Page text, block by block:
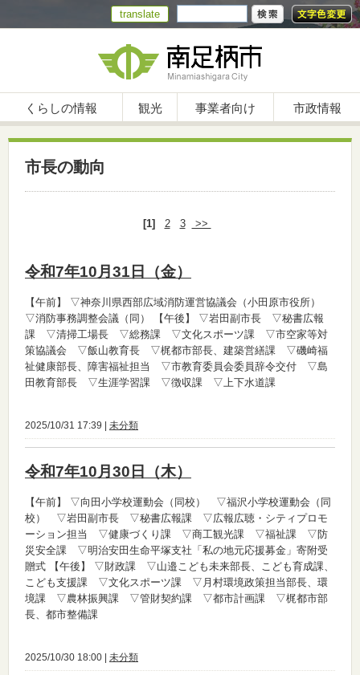
translate
くらしの情報 観光 事業者向け 市政情報
市長の動向
[1] 2 3 >>
令和7年10月31日（金）
【午前】
▽神奈川県西部広域消防運営協議会（小田原市役所）
▽消防事務調整会議（同）
【午後】
▽岩田副市長 ▽秘書広報
課 ▽清掃工場長 ▽総務課 ▽文化スポーツ課 ▽市空家等対
策協議会 ▽飯山教育長 ▽梶都市部長、建築営繕課 ▽磯崎福
祉健康部長、障害福祉担当 ▽市教育委員会委員辞令交付 ▽島
田教育部長 ▽生涯学習課 ▽徴収課 ▽上下水道課
2025/10/31 17:39 | 未分類
令和7年10月30日（木）
【午前】
▽向田小学校運動会（同校） ▽福沢小学校運動会（同
校） ▽岩田副市長 ▽秘書広報課 ▽広報広聴・シティプロモ
ーション担当 ▽健康づくり課 ▽商工観光課 ▽福祉課 ▽防
災安全課 ▽明治安田生命平塚支社「私の地元応援募金」寄附受
贈式 【午後】
▽財政課 ▽山邉こども未来部長、こども育成課、
こども支援課 ▽文化スポーツ課 ▽月村環境政策担当部長、環
境課 ▽農林振興課 ▽管財契約課 ▽都市計画課 ▽梶都市部
長、都市整備課
2025/10/30 18:00 | 未分類